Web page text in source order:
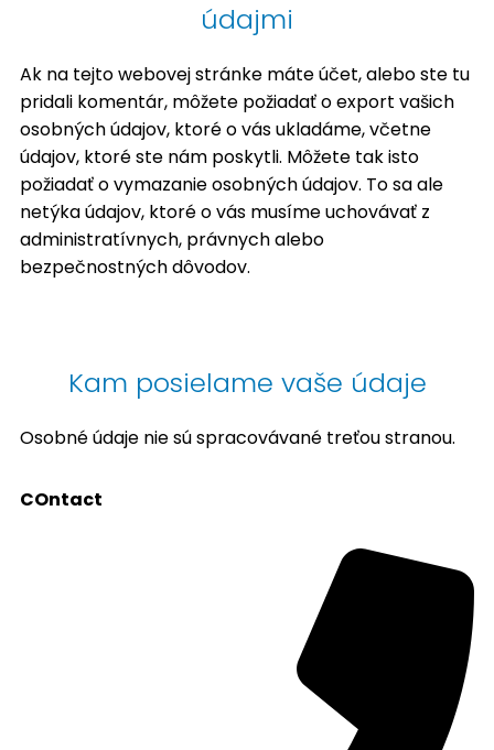
údajmi
Ak na tejto webovej stránke máte účet, alebo ste tu
pridali komentár, môžete požiadať o export vašich
osobných údajov, ktoré o vás ukladáme, včetne
údajov, ktoré ste nám poskytli. Môžete tak isto
požiadať o vymazanie osobných údajov. To sa ale
netýka údajov, ktoré o vás musíme uchovávať z
administratívnych, právnych alebo
bezpečnostných dôvodov.
Kam posielame vaše údaje
Osobné údaje nie sú spracovávané treťou stranou.
COntact